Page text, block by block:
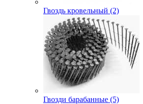
Гвоздь кровельный (2)
Гвозди барабанные (5)